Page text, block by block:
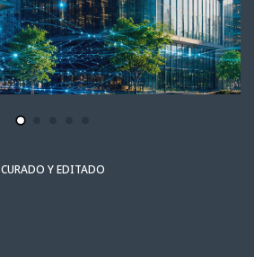
CURADO Y EDITADO